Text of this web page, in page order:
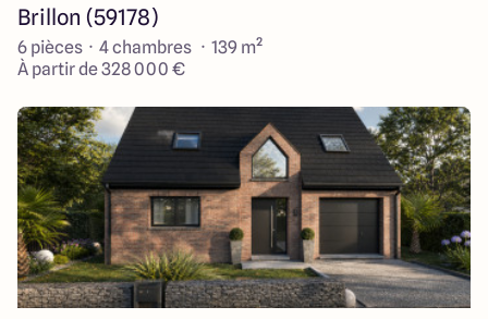
Brillon (59178)
6 pièces · 4 chambres · 139 m²
À partir de 328 000 €